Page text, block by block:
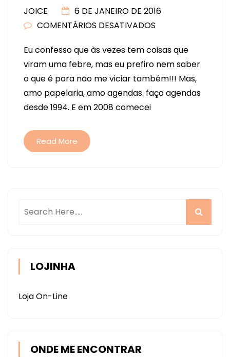
JOICE
6 DE JANEIRO DE 2016
COMENTÁRIOS DESATIVADOS
NOS
ORGANIZAR
!!!!
MUNDO
Eu confesso que às vezes tem coisas que
viram uma febre, mas eu prefiro nem saber
o que é para não me viciar também!!! Mas,
amo papelaria, amo agendas. faço agendas
desde 1994. E em 2008 comecei
Read More
LOJINHA
Loja On-Line
ONDE ME ENCONTRAR